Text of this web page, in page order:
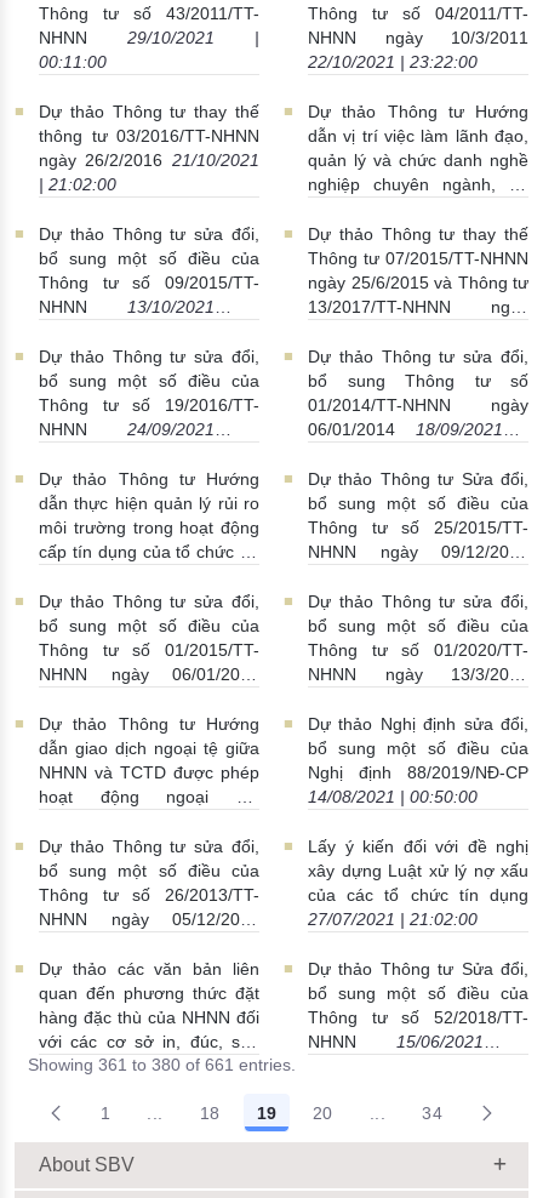
TCTD nhà nước duy trì số
dư tiền gửi tại Ngân hàng
Chính sách xã hội
cáo tài chính đối với các
TCTD kèm theo Quyết định
số 16/2007/QĐ-NHNN ngày
22:35:00
Thông tư số 43/2011/TT-
NHNN
29/10/2021 |
00:11:00
Thông tư số 04/2011/TT-
NHNN ngày 10/3/2011
22/10/2021 | 23:22:00
Dự thảo Thông tư thay thế
thông tư 03/2016/TT-NHNN
ngày 26/2/2016 21/10/2021
| 21:02:00
Dự thảo Thông tư Hướng
dẫn vị trí việc làm lãnh đạo,
quản lý và chức danh nghề
nghiệp chuyên ngành, cơ
danh nghề nghiệp và định
mức số lượng người làm
việc trong đơn vị sự nghiệp
công lập thuộc ngành, lĩnh
21:01:00
Dự thảo Thông tư sửa đổi,
bổ sung một số điều của
Thông tư số 09/2015/TT-
NHNN
13/10/2021 |
Dự thảo Thông tư thay thế
Thông tư 07/2015/TT-NHNN
ngày 25/6/2015 và Thông tư
13/2017/TT-NHNN ngày
16:20:00
Dự thảo Thông tư sửa đổi,
bổ sung một số điều của
Thông tư số 19/2016/TT-
NHNN
24/09/2021 |
Dự thảo Thông tư sửa đổi,
bổ sung Thông tư số
01/2014/TT-NHNN ngày
06/01/2014
18/09/2021 |
Dự thảo Thông tư Hướng
dẫn thực hiện quản lý rủi ro
môi trường trong hoạt động
cấp tín dụng của tổ chức tín
nước ngoài
11/09/2021 |
00:27:00
Dự thảo Thông tư Sửa đổi,
bổ sung một số điều của
Thông tư số 25/2015/TT-
NHNN ngày 09/12/2015
Dự thảo Thông tư sửa đổi,
bổ sung một số điều của
Thông tư số 01/2015/TT-
NHNN ngày 06/01/2015
Dự thảo Thông tư sửa đổi,
bổ sung một số điều của
Thông tư số 01/2020/TT-
NHNN ngày 13/3/2020
Dự thảo Thông tư Hướng
dẫn giao dịch ngoại tệ giữa
NHNN và TCTD được phép
hoạt động ngoại hối
Dự thảo Nghị định sửa đổi,
bổ sung một số điều của
Nghị định 88/2019/NĐ-CP
14/08/2021 | 00:50:00
Dự thảo Thông tư sửa đổi,
bổ sung một số điều của
Thông tư số 26/2013/TT-
NHNN ngày 05/12/2013
Lấy ý kiến đối với đề nghị
xây dựng Luật xử lý nợ xấu
của các tổ chức tín dụng
27/07/2021 | 21:02:00
Dự thảo các văn bản liên
quan đến phương thức đặt
hàng đặc thù của NHNN đối
với các cơ sở in, đúc, sản
xuất tiền
22/06/2021 |
Dự thảo Thông tư Sửa đổi,
bổ sung một số điều của
Thông tư số 52/2018/TT-
NHNN
15/06/2021 |
Showing 361 to 380 of 661 entries.
1 Intermediate Pages Use TAB to navigate.
18 19 20 Intermediate Pages
34
About SBV